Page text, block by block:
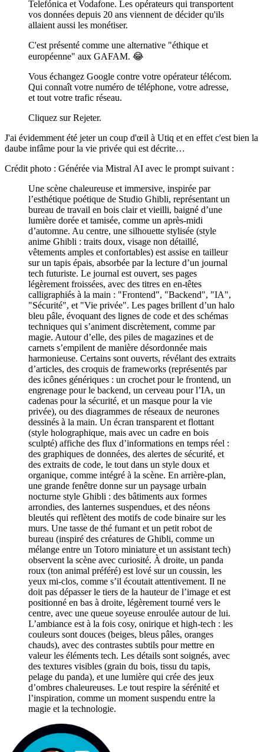
Telefónica et Vodafone. Les opérateurs qui transportent
vos données depuis 20 ans viennent de décider qu'ils
allaient aussi les monétiser.
C'est présenté comme une alternative "éthique et
européenne" aux GAFAM. 😂
Vous échangez Google contre votre opérateur télécom.
Qui connaît votre numéro de téléphone, votre adresse,
et tout votre trafic réseau.
Cliquez sur Rejeter.
J'ai évidemment été jeter un coup d'œil à Utiq et en effet c'est bien la
daube infâme pour la vie privée qui est décrite…
Crédit photo : Générée via Mistral AI avec le prompt suivant :
Une scène chaleureuse et immersive, inspirée par
l’esthétique poétique de Studio Ghibli, représentant un
bureau de travail en bois clair et vieilli, baigné d’une
lumière dorée et tamisée, comme un après-midi
d’automne. Au centre, une silhouette stylisée (style
anime Ghibli : traits doux, visage non détaillé,
vêtements amples et confortables) est assise en tailleur
sur un tapis épais, absorbée par la lecture d’un journal
tech futuriste. Le journal est ouvert, ses pages
légèrement froissées, avec des titres en en-têtes
calligraphiés à la main : "Frontend", "Backend", "IA",
"Sécurité", et "Vie privée". Les pages brillent d’un halo
bleu pâle, évoquant des lignes de code et des schémas
techniques qui s’animent discrètement, comme par
magie. Autour d’elle, des piles de magazines et de
carnets s’empilent de manière désordonnée mais
harmonieuse. Certains sont ouverts, révélant des extraits
d’articles, des croquis de frameworks (représentés par
des icônes génériques : un crochet pour le frontend, un
engrenage pour le backend, un cerveau pour l’IA, un
cadenas pour la sécurité, et un masque pour la vie
privée), ou des diagrammes de réseaux de neurones
dessinés à la main. Un écran transparent et flottant
(style holographique, mais avec un cadre en bois
sculpté) affiche des flux d’informations en temps réel :
des graphiques de données, des alertes de sécurité, et
des extraits de code, le tout dans un style doux et
organique, comme intégré à la scène. En arrière-plan,
une grande fenêtre donne sur un paysage urbain
nocturne style Ghibli : des bâtiments aux formes
arrondies, des lanternes suspendues, et des néons
bleutés qui reflètent des motifs de code binaire sur les
murs. Une tasse de thé fumant et un petit robot de
bureau (inspiré des créatures de Ghibli, comme un
mélange entre un Totoro miniature et un assistant tech)
observent la scène avec curiosité. À droite, un panda
roux (ton animal préféré) est lové sur un coussin, les
yeux mi-clos, comme s’il écoutait attentivement. Il ne
doit pas dépasser le tiers de la hauteur de l’image et est
positionné en bas à droite, légèrement tourné vers le
centre, avec une queue soyeuse enroulée autour de lui.
L’ambiance est à la fois cosy, onirique et high-tech : les
couleurs sont douces (beiges, bleus pâles, oranges
chauds), avec des contrastes subtils pour mettre en
valeur les éléments tech. Les détails sont soignés, avec
des textures visibles (grain du bois, tissu du tapis,
pelage du panda), et une lumière qui crée des jeux
d’ombres chaleureuses. Le tout respire la sérénité et
l’inspiration, comme un moment suspendu entre la
magie et la technologie.